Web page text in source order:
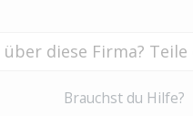
Brauchst du Hilfe?